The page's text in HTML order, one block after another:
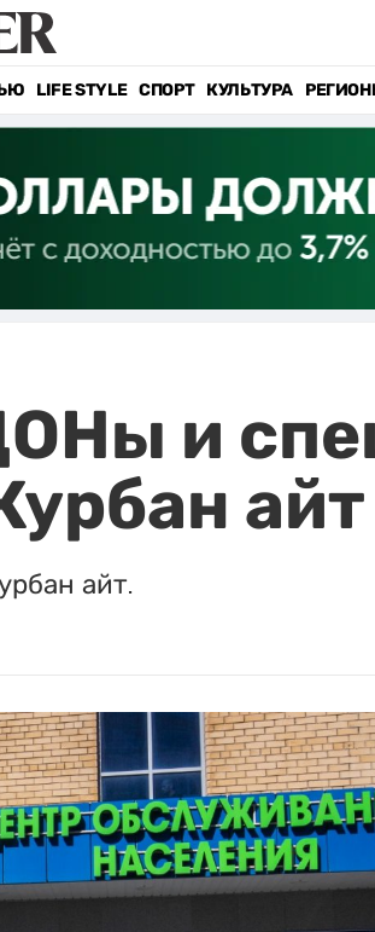
LIFE STYLE СПОРТ КУЛЬТУРА
и
айт
айт.